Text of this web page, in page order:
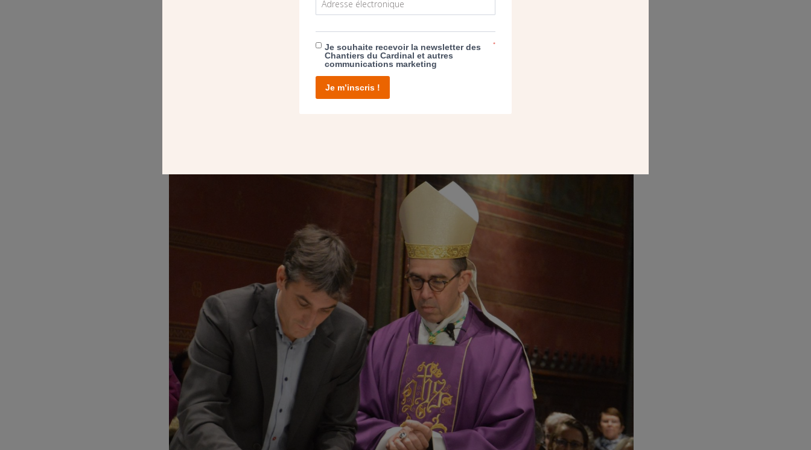
frère François Cassingena-Trévedy ont réalisé le
Je souhaite recevoir la newsletter des
Chantiers du Cardinal et autres
communications marketing
*
Je m’inscris !